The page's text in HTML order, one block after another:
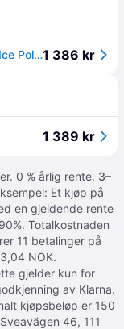
Isstaver 155 cm Zandstra Nordic Double Ice Pole 1551 386 kr
1 389 kr
0 % årlig rente. 3–
Et kjøp på
en gjeldende rente
Totalkostnaden
11 betalinger på
NOK.
gjelder kun for
av Klarna.
kjøpsbeløp er 150
46, 111